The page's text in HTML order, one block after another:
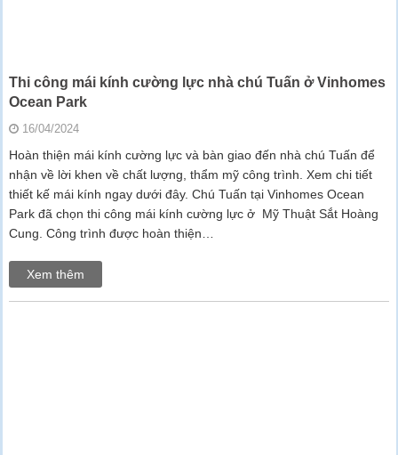
Thi công mái kính cường lực nhà chú Tuấn ở Vinhomes
Ocean Park
16/04/2024
Hoàn thiện mái kính cường lực và bàn giao đến nhà chú Tuấn để
nhận về lời khen về chất lượng, thẩm mỹ công trình. Xem chi tiết
thiết kế mái kính ngay dưới đây. Chú Tuấn tại Vinhomes Ocean
Park đã chọn thi công mái kính cường lực ở Mỹ Thuật Sắt Hoàng
Cung. Công trình được hoàn thiện…
Xem thêm